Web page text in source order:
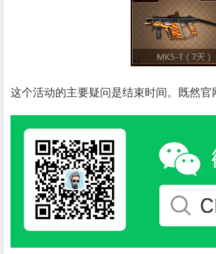
这个活动的主要疑问是结束时间。既然官